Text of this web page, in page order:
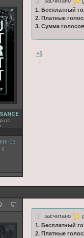
0
1. Бесплатный
2. Платные
3. Сумма
+1
засчитано
1. Бесплатный
2. Платные